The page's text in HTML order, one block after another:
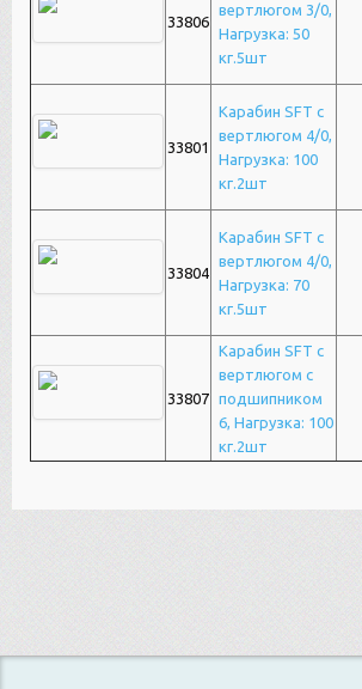
33806
вертлюгом 3/0,
Нагрузка: 50
кг.5шт
33801
Карабин SFT с
вертлюгом 4/0,
Нагрузка: 100
кг.2шт
33804
Карабин SFT с
вертлюгом 4/0,
Нагрузка: 70
кг.5шт
33807
Карабин SFT с
вертлюгом с
подшипником
6, Нагрузка: 100
кг.2шт